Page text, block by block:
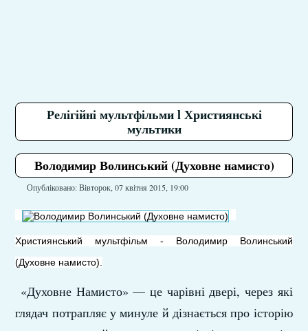
Релігійні мультфільми l Християнські
мультики
Володимир Волинський (Духовне намисто)
Опубліковано: Вівторок, 07 квітня 2015, 19:00
Християнський мультфільм - Володимир Волинський
(Духовне намисто).
«Духовне Намисто» — це чарівні двері, через які
глядач потрапляє у минуле й дізнається про історію